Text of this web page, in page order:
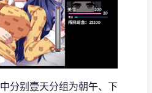
分别壹天分组为朝午、下